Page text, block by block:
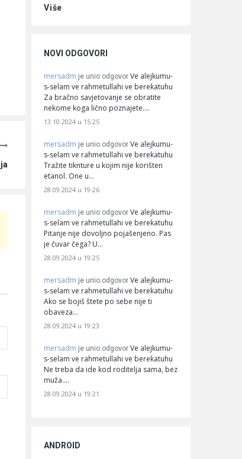
Više
NOVI ODGOVORI
mersadm je unio odgovor Ve alejkumu-
s-selam ve rahmetullahi ve berekatuhu
Za bračno savjetovanje se obratite
nekome koga lično poznajete.…
13.10.2024 u 15:25
mersadm je unio odgovor Ve alejkumu-
s-selam ve rahmetullahi ve berekatuhu
Tražite tiknture u kojim nije korišten
etanol. One u…
28.09.2024 u 19:26
mersadm je unio odgovor Ve alejkumu-
s-selam ve rahmetullahi ve berekatuhu
Pitanje nije dovoljno pojašenjeno. Pas
je čuvar čega? U…
28.09.2024 u 19:25
mersadm je unio odgovor Ve alejkumu-
s-selam ve rahmetullahi ve berekatuhu
Ako se bojiš štete po sebe nije ti
obaveza…
28.09.2024 u 19:23
mersadm je unio odgovor Ve alejkumu-
s-selam ve rahmetullahi ve berekatuhu
Ne treba da ide kod roditelja sama, bez
muža.…
28.09.2024 u 19:21
ANDROID